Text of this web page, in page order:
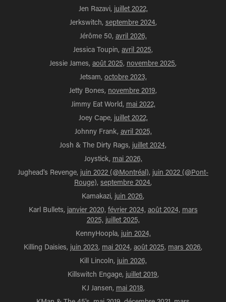
Jen Razavi, juillet 2022,
Jerkswitch, septembre 2024,
Jérôme 50, avril 2026,
Jessica Toupin, avril 2025,
Jessie James, août 2025, novembre 2025,
Jetsam, octobre 2023,
Jetty Bones, novembre 2019,
Jimmy Eat World, mai 2022,
Joey Cape, juillet 2022,
Johnny Frank, avril 2025,
Josh & The Dirty Rags, juillet 2024,
Joystick, mai 2026,
Jughead's Revenge, juin 2022 (@Montréal), juin 2022 (@Pont-
Rouge), septembre 2024,
Kamakazi, juin 2026,
Karl Bullets, janvier 2020, février 2024, août 2024, mars
2025, juillet 2025,
KennyHoopla, juin 2024,
Killing Daisies, juin 2023, mai 2024, août 2025, mars 2026,
Kill Lincoln, juin 2026,
Killswitch Engage, juillet 2019,
KJ Jansen, mai 2018,